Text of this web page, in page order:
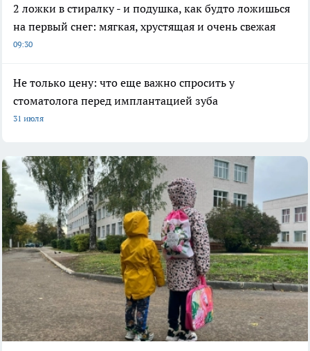
2 ложки в стиралку - и подушка, как будто ложишься
на первый снег: мягкая, хрустящая и очень свежая
09:30
Не только цену: что еще важно спросить у
стоматолога перед имплантацией зуба
31 июля